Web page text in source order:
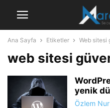
Ana Sayfa Etiketler Web sitesi
web sitesi
yenik
Özlem